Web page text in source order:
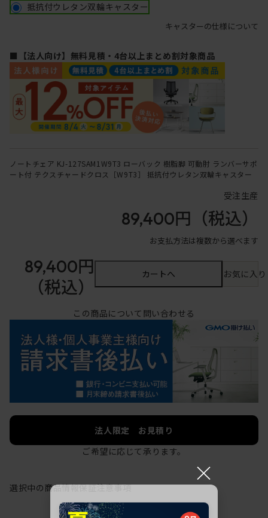
抵抗付ウレタン双輪キャスター
キャスターの仕様について
■【法人向け】無料見積・4台以上まとめ割対象商品
ノートチェア KJ-127SAM1W9T3 ローバック 樹脂脚 可動肘 ランバーサポ
ート付 テクスチャードクロス［W9T3］ 抵抗付ウレタン双輪キャスター
受注生産
89,400円 （税込）
お支払方法は複数から選べます
89,400円
（税込）
カートへ お気に入
この商品について問い合わせる
法人限定 お見積り
ご希望に応じて承ります。
選択中の商品情報保証注意事項
×